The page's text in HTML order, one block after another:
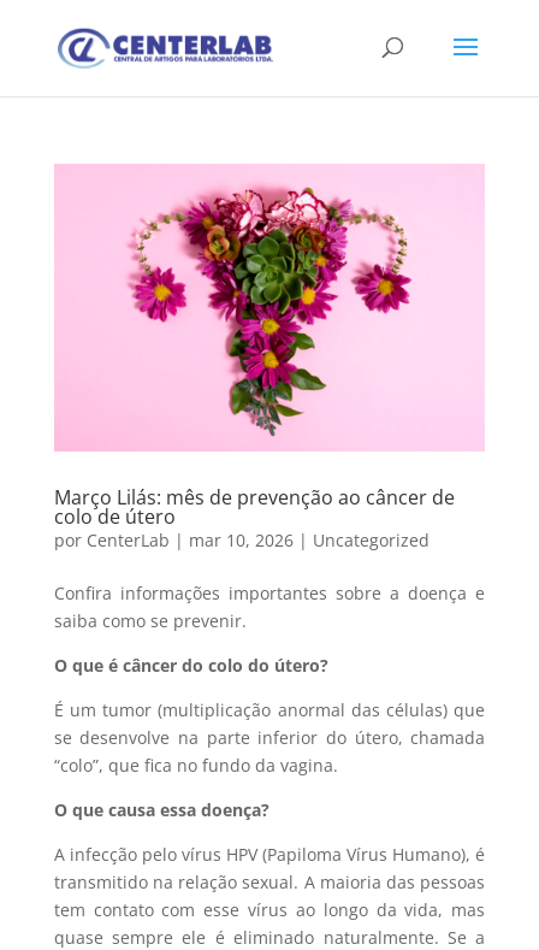
Março Lilás: mês de prevenção ao câncer de
colo de útero
por CenterLab | mar 10, 2026| Uncategorized
Confira informações importantes sobre a doença e
saiba como se prevenir.
O que é câncer do colo do útero?
É um tumor (multiplicação anormal das células) que
se desenvolve na parte inferior do útero, chamada
“colo”, que fica no fundo da vagina.
O que causa essa doença?
A infecção pelo vírus HPV (Papiloma Vírus Humano), é
transmitido na relação sexual. A maioria das pessoas
tem contato com esse vírus ao longo da vida, mas
quase sempre ele é eliminado naturalmente. Se a